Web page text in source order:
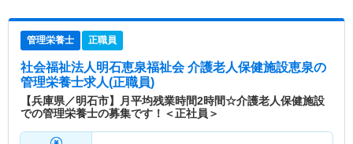
管理栄養士 正職員
社会福祉法人明石恵泉福祉会 介護老人保健施設恵泉の
管理栄養士求人(正職員)
【兵庫県／明石市】月平均残業時間2時間☆介護老人保健施設
での管理栄養士の募集です！＜正社員＞